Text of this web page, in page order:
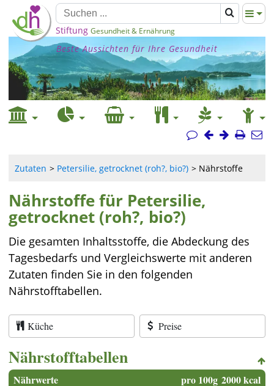
Stiftung Gesundheit & Ernährung
Beste Aussichten für Ihre Gesundheit
Zutaten Petersilie, getrocknet (roh?, bio?) Nährstoffe
Nährstoffe für Petersilie,
getrocknet (roh?, bio?)
Die gesamten Inhaltsstoffe, die Abdeckung des
Tagesbedarfs und Vergleichswerte mit anderen
Zutaten finden Sie in den folgenden
Nährstofftabellen.
Küche Preise
Nährstofftabellen
Nährwerte pro 100g 2000 kcal